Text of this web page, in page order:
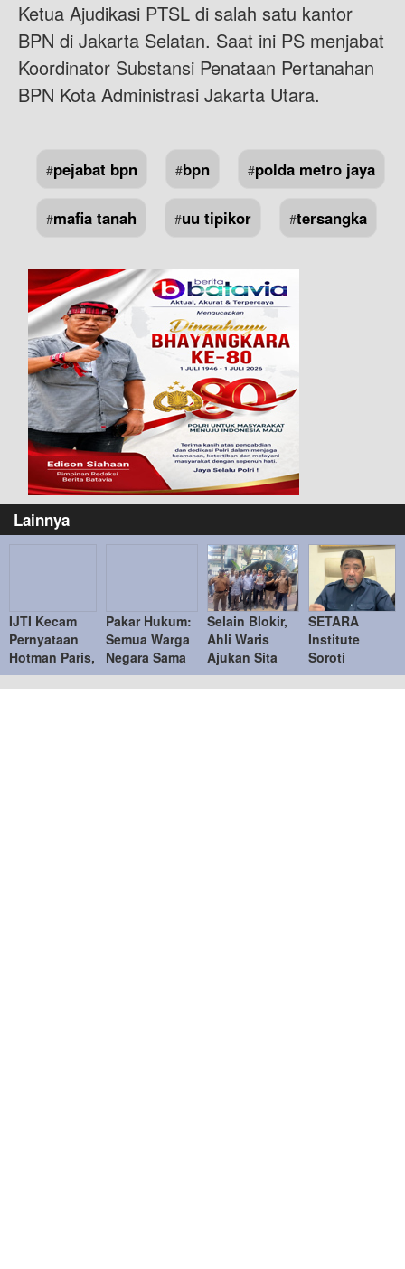
Ketua Ajudikasi PTSL di salah satu kantor
BPN di Jakarta Selatan. Saat ini PS menjabat
Koordinator Substansi Penataan Pertanahan
BPN Kota Administrasi Jakarta Utara.
#pejabat bpn #bpn #polda metro jaya
#mafia tanah #uu tipikor #tersangka
Lainnya
IJTI Kecam
Pernyataan
Hotman Paris,
Tegaskan
Menghormati
Pakar Hukum:
Semua Warga
Negara Sama
di Hadapan
Hukum
Selain Blokir,
Ahli Waris
Ajukan Sita
Jaminan
Tanah di Bukit
SETARA
Institute
Soroti
Kejanggalan
Kasus Febrie